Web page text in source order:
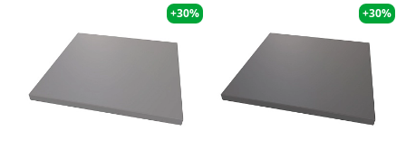
+30% +30%